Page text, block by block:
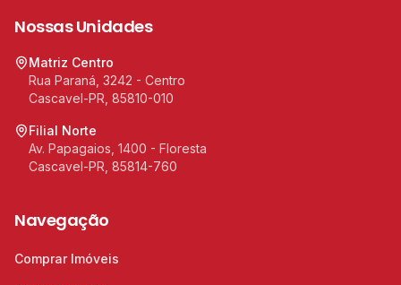
Nossas Unidades
Matriz Centro
Rua Paraná, 3242 - Centro
Cascavel-PR, 85810-010
Filial Norte
Av. Papagaios, 1400 - Floresta
Cascavel-PR, 85814-760
Navegação
Comprar Imóveis